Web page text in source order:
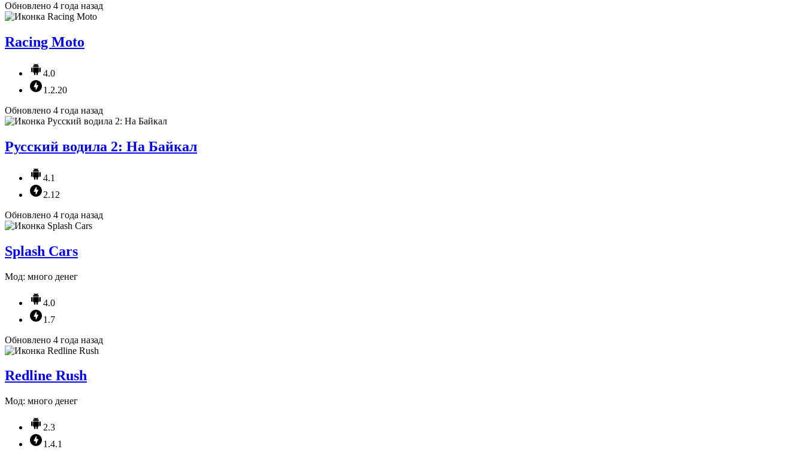
Обновлено 4 года назад
Racing Moto
4.0
1.2.20
Обновлено 4 года назад
Русский водила 2: На Байкал
4.1
2.12
Обновлено 4 года назад
Splash Cars
Мод: много денег
4.0
1.7
Обновлено 4 года назад
Redline Rush
Мод: много денег
2.3
1.4.1